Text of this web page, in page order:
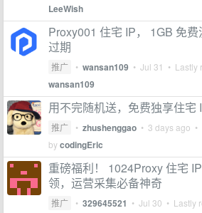
LeeWish
Proxy001 住宅 IP， 1GB 免
过期
推广 • wansan109 • Jul 31 • Lastly
wansan109
用不完随机送，免费独享住宅
推广 • zhushenggao • 3 days ago
bycodingEric
重磅福利！ 1024Proxy 住宅
领，运营采集必备神奇
推广 • 329645521 • Jul 30 • Lastly